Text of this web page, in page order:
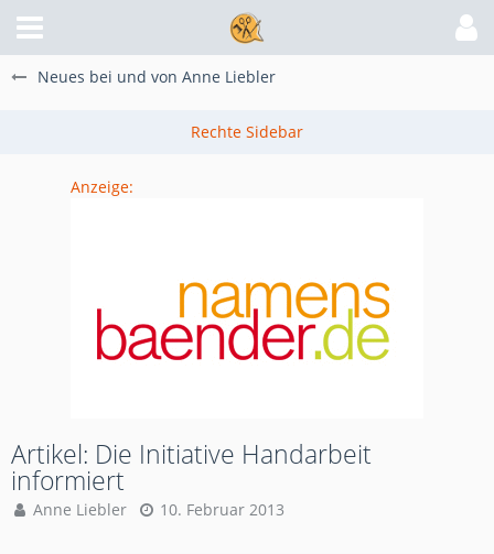
Neues bei und von Anne Liebler
Anzeige:
Artikel: Die Initiative Handarbeit
informiert
Anne Liebler 10. Februar 2013